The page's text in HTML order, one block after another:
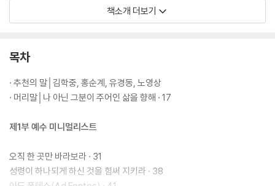
배로 자라나듯이, 날로 날로 성장하는 삶, 힘들지만 나를 포기할 줄도 알
고, 어렵지만 손해 볼 줄도 알고, 도저히 하기 싫지만 해야만 할 일과 하고
때 ‘거룩한 부담’을 기꺼이 짊어지고자 하는 삶, 나에게 주어진 것들을
삶, 그럼으로써 주님의 은총과 축복이 계속해서 흘러들어오도록 허용하는
삶.
책소개 더보기
목차
· 추천의 말│김학중, 홍순계, 유경동, 노영상
· 머리말│나 아닌 그분이 주어인 삶을 향해 · 17
제1부 예수 미니멀리스트
오직 한 곳만 바라보라 · 31
성령이 하나되게 하신 것을 힘써 지키라 · 38